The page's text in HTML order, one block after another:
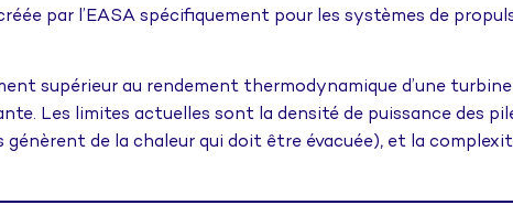
par l’EASA spécifiquement pour les systèmes de
supérieur au rendement thermodynamique d’une turbine
Les limites actuelles sont la densité de puissance des
de la chaleur qui doit être évacuée), et la